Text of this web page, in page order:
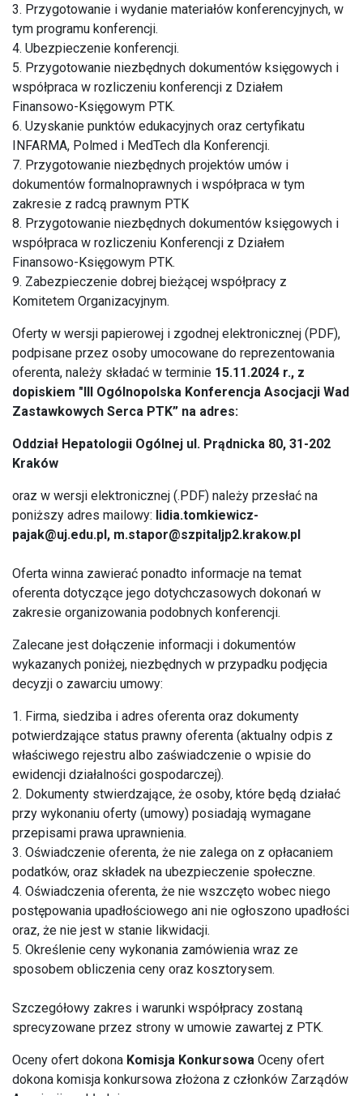
3. Przygotowanie i wydanie materiałów konferencyjnych, w
tym programu konferencji.
4. Ubezpieczenie konferencji.
5. Przygotowanie niezbędnych dokumentów księgowych i
współpraca w rozliczeniu konferencji z Działem
Finansowo-Księgowym PTK.
6. Uzyskanie punktów edukacyjnych oraz certyfikatu
INFARMA, Polmed i MedTech dla Konferencji.
7. Przygotowanie niezbędnych projektów umów i
dokumentów formalnoprawnych i współpraca w tym
zakresie z radcą prawnym PTK
8. Przygotowanie niezbędnych dokumentów księgowych i
współpraca w rozliczeniu Konferencji z Działem
Finansowo-Księgowym PTK.
9. Zabezpieczenie dobrej bieżącej współpracy z
Komitetem Organizacyjnym.
Oferty w wersji papierowej i zgodnej elektronicznej (PDF),
podpisane przez osoby umocowane do reprezentowania
oferenta, należy składać w terminie 15.11.2024 r., z
dopiskiem "III Ogólnopolska Konferencja Asocjacji Wad
Zastawkowych Serca PTK” na adres:
Oddział Hepatologii Ogólnej ul. Prądnicka 80, 31-202
Kraków
oraz w wersji elektronicznej (.PDF) należy przesłać na
poniższy adres mailowy: lidia.tomkiewicz-
pajak@uj.edu.pl, m.stapor@szpitaljp2.krakow.pl
Oferta winna zawierać ponadto informacje na temat
oferenta dotyczące jego dotychczasowych dokonań w
zakresie organizowania podobnych konferencji.
Zalecane jest dołączenie informacji i dokumentów
wykazanych poniżej, niezbędnych w przypadku podjęcia
decyzji o zawarciu umowy:
1. Firma, siedziba i adres oferenta oraz dokumenty
potwierdzające status prawny oferenta (aktualny odpis z
właściwego rejestru albo zaświadczenie o wpisie do
ewidencji działalności gospodarczej).
2. Dokumenty stwierdzające, że osoby, które będą działać
przy wykonaniu oferty (umowy) posiadają wymagane
przepisami prawa uprawnienia.
3. Oświadczenie oferenta, że nie zalega on z opłacaniem
podatków, oraz składek na ubezpieczenie społeczne.
4. Oświadczenia oferenta, że nie wszczęto wobec niego
postępowania upadłościowego ani nie ogłoszono upadłości
oraz, że nie jest w stanie likwidacji.
5. Określenie ceny wykonania zamówienia wraz ze
sposobem obliczenia ceny oraz kosztorysem.
Szczegółowy zakres i warunki współpracy zostaną
sprecyzowane przez strony w umowie zawartej z PTK.
Oceny ofert dokona Komisja Konkursowa Oceny ofert
dokona komisja konkursowa złożona z członków Zarządów